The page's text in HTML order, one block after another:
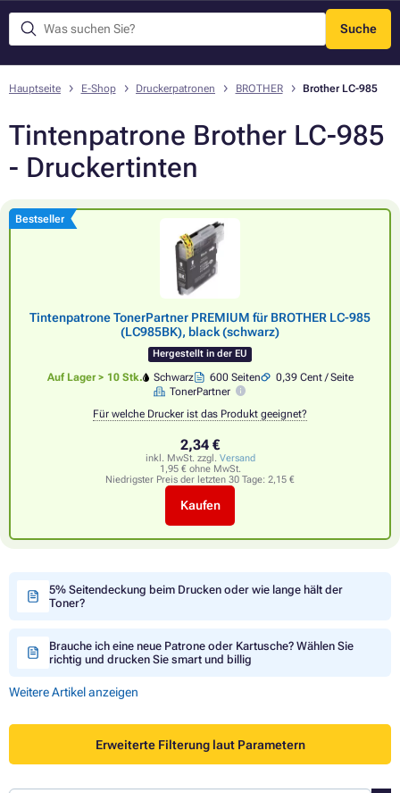
Suche
Menü
Hauptseite E-Shop Druckerpatronen BROTHER Brother LC-985
Tintenpatrone Brother LC-985
- Druckertinten
Bestseller
Tintenpatrone TonerPartner PREMIUM für BROTHER LC-985
(LC985BK), black (schwarz)
Hergestellt in der EU
Auf Lager > 10 Stk. Schwarz 600 Seiten
0,39 Cent / Seite
TonerPartner
Für welche Drucker ist das Produkt geeignet?
2,34 €
inkl. MwSt. zzgl. Versand
1,95 € ohne MwSt.
Niedrigster Preis der letzten 30 Tage: 2,15 €
Kaufen
5% Seitendeckung beim Drucken oder wie lange hält der
Toner?
Brauche ich eine neue Patrone oder Kartusche? Wählen Sie
richtig und drucken Sie smart und billig
Weitere Artikel anzeigen
Erweiterte Filterung laut Parametern